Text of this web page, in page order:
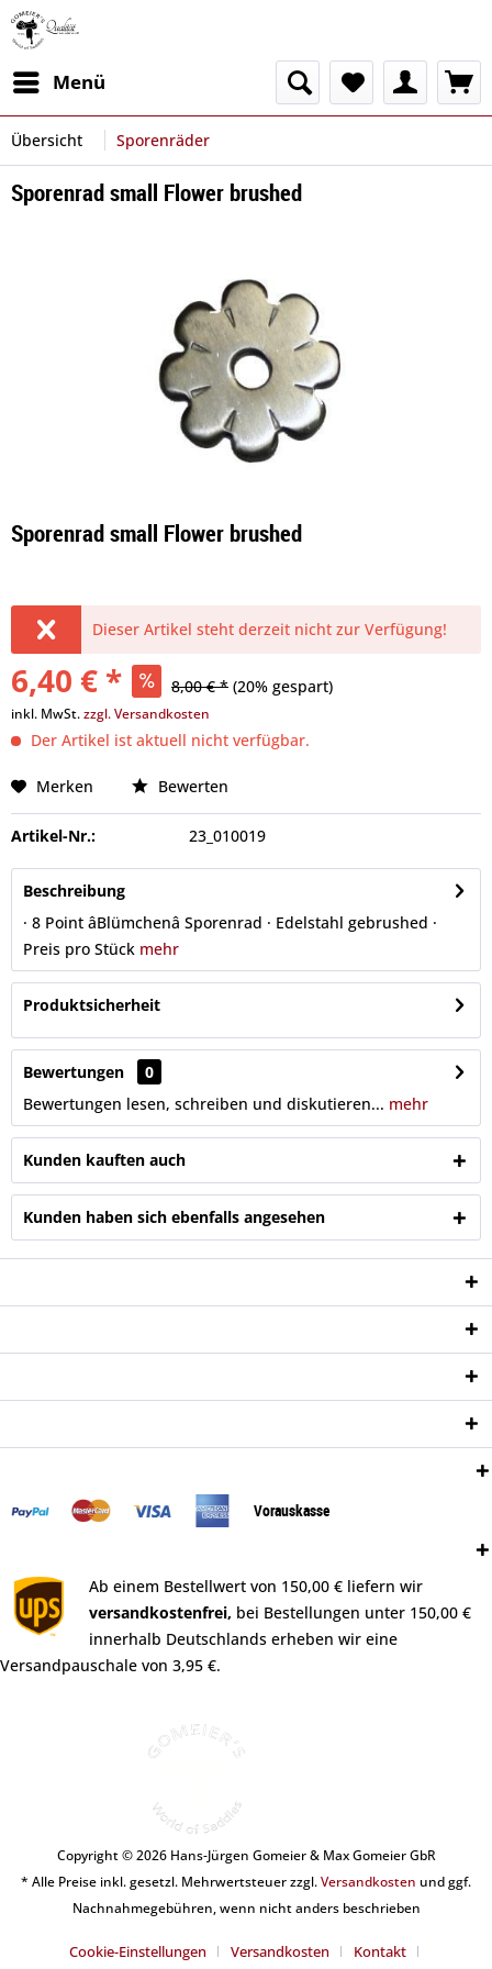
Menü
Übersicht Sporenräder
Sporenrad small Flower brushed
Sporenrad small Flower brushed
Dieser Artikel steht derzeit nicht zur Verfügung!
6,40 € * 8,00 € * (20% gespart)
inkl. MwSt.zzgl. Versandkosten
Der Artikel ist aktuell nicht verfügbar.
Merken Bewerten
Artikel-Nr.: 23_010019
Beschreibung
· 8 Point âBlümchenâ Sporenrad · Edelstahl gebrushed ·
Preis pro Stück mehr
Produktsicherheit
Bewertungen
0
Bewertungen lesen, schreiben und diskutieren... mehr
Kunden kauften auch
Kunden haben sich ebenfalls angesehen
Vorauskasse
Ab einem Bestellwert von 150,00 € liefern wir
versandkostenfrei, bei Bestellungen unter 150,00 €
innerhalb Deutschlands erheben wir eine
Versandpauschale von 3,95 €.
Copyright © 2026 Hans-Jürgen Gomeier & Max Gomeier GbR
* Alle Preise inkl. gesetzl. Mehrwertsteuer zzgl.Versandkosten und ggf.
Nachnahmegebühren, wenn nicht anders beschrieben
Cookie-Einstellungen Versandkosten Kontakt